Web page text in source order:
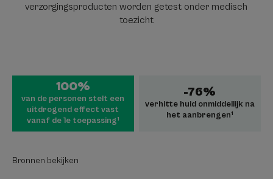
verzorgingsproducten worden getest onder medisch
toezicht
100%
van de personen stelt een
uitdrogend effect vast
vanaf de 1e toepassing¹
-76%
verhitte huid onmiddellijk na
het aanbrengen¹
Bronnen bekijken